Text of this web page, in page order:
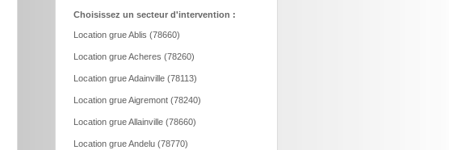
Choisissez un secteur d'intervention :
Location grue Ablis (78660)
Location grue Acheres (78260)
Location grue Adainville (78113)
Location grue Aigremont (78240)
Location grue Allainville (78660)
Location grue Andelu (78770)